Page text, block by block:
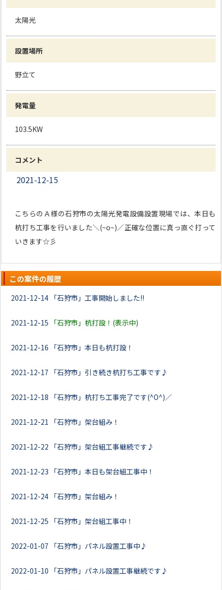
太陽光
設置場所
野立て
発電量
103.5KW
コメント
2021-12-15
こちらのＡ様の石狩市の太陽光発電設備設置現場では、本日も
杭打ち工事を行いました＼(~o~)／正確な位置に真っ直ぐ打って
いきます☆彡
この案件の履歴
2021-12-14 「石狩市」工事開始しました!!
2021-12-15 「石狩市」杭打設！(表示中)
2021-12-16 「石狩市」本日も杭打設！
2021-12-17 「石狩市」引き続き杭打ち工事です♪
2021-12-18 「石狩市」杭打ち工事完了です(^O^)／
2021-12-21 「石狩市」架台組み！
2021-12-22 「石狩市」架台組工事継続です♪
2021-12-23 「石狩市」本日も架台組工事中！
2021-12-24 「石狩市」架台組み！
2021-12-25 「石狩市」架台組工事中！
2022-01-07 「石狩市」パネル設置工事中♪
2022-01-10 「石狩市」パネル設置工事継続です♪